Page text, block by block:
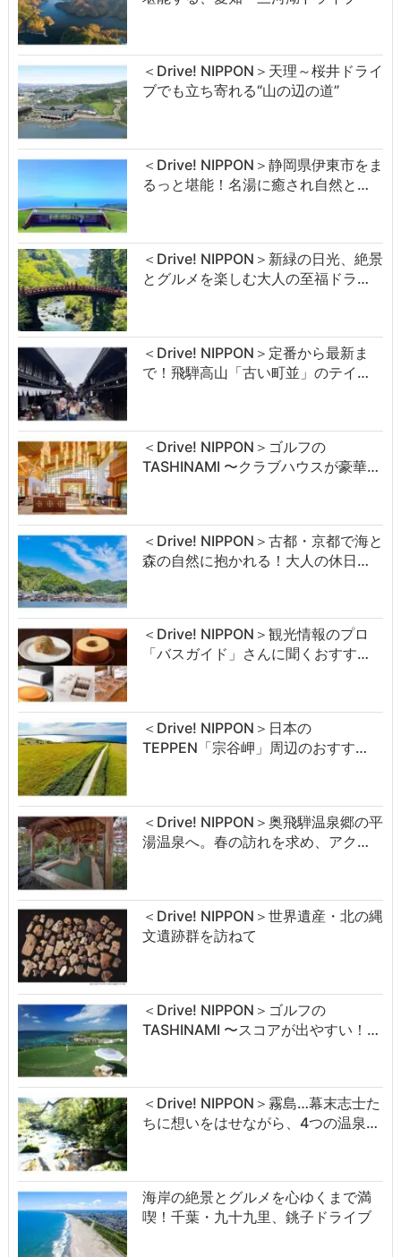
＜Drive! NIPPON＞天理～桜井ドライ
ブでも立ち寄れる“山の辺の道”
＜Drive! NIPPON＞静岡県伊東市をま
るっと堪能！名湯に癒され自然と…
＜Drive! NIPPON＞新緑の日光、絶景
とグルメを楽しむ大人の至福ドラ…
＜Drive! NIPPON＞定番から最新ま
で！飛騨高山「古い町並」のテイ…
＜Drive! NIPPON＞ゴルフの
TASHINAMI 〜クラブハウスが豪華…
＜Drive! NIPPON＞古都・京都で海と
森の自然に抱かれる！大人の休日…
＜Drive! NIPPON＞観光情報のプロ
「バスガイド」さんに聞くおすす…
＜Drive! NIPPON＞日本の
TEPPEN「宗谷岬」周辺のおすす…
＜Drive! NIPPON＞奥飛騨温泉郷の平
湯温泉へ。春の訪れを求め、アク…
＜Drive! NIPPON＞世界遺産・北の縄
文遺跡群を訪ねて
＜Drive! NIPPON＞ゴルフの
TASHINAMI 〜スコアが出やすい！…
＜Drive! NIPPON＞霧島…幕末志士た
ちに想いをはせながら、4つの温泉…
海岸の絶景とグルメを心ゆくまで満
喫！千葉・九十九里、銚子ドライブ